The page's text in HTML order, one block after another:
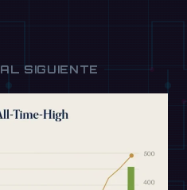
SIGUIENTE